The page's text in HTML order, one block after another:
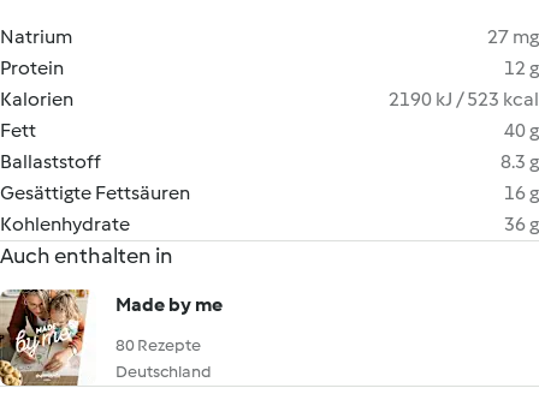
Natrium
27 mg
Protein
12 g
Kalorien
2190 kJ / 523 kcal
Fett
40 g
Ballaststoff
8.3 g
Gesättigte Fettsäuren
16 g
Kohlenhydrate
36 g
Auch enthalten in
Made by me
80 Rezepte
Deutschland